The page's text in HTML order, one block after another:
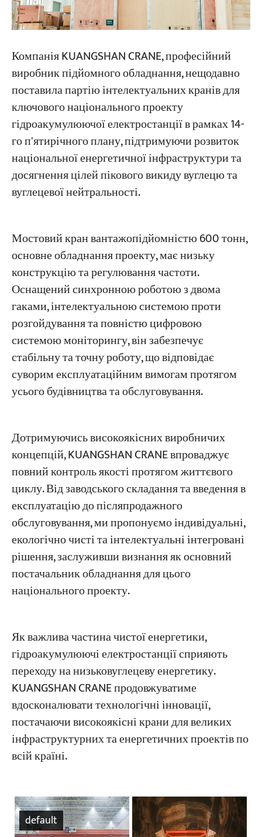
Проекти
Блоги
Новини
Програми
Про нас
Зв'яжіться з нами
Компанія KUANGSHAN CRANE, професійний
виробник підйомного обладнання, нещодавно
поставила партію інтелектуальних кранів для
ключового національного проекту
гідроакумулюючої електростанції в рамках 14-
го п'ятирічного плану, підтримуючи розвиток
національної енергетичної інфраструктури та
досягнення цілей пікового викиду вуглецю та
вуглецевої нейтральності.
Мостовий кран вантажопідйомністю 600 тонн,
основне обладнання проекту, має низьку
конструкцію та регулювання частоти.
Оснащений синхронною роботою з двома
гаками, інтелектуальною системою проти
розгойдування та повністю цифровою
системою моніторингу, він забезпечує
стабільну та точну роботу, що відповідає
суворим експлуатаційним вимогам протягом
усього будівництва та обслуговування.
Дотримуючись високоякісних виробничих
концепцій, KUANGSHAN CRANE впроваджує
повний контроль якості протягом життєвого
циклу. Від заводського складання та введення в
експлуатацію до післяпродажного
обслуговування, ми пропонуємо індивідуальні,
екологічно чисті та інтелектуальні інтегровані
рішення, заслуживши визнання як основний
постачальник обладнання для цього
національного проекту.
Як важлива частина чистої енергетики,
гідроакумулюючі електростанції сприяють
переходу на низьковуглецеву енергетику.
KUANGSHAN CRANE продовжуватиме
вдосконалювати технологічні інновації,
постачаючи високоякісні крани для великих
інфраструктурних та енергетичних проектів по
всій країні.
default